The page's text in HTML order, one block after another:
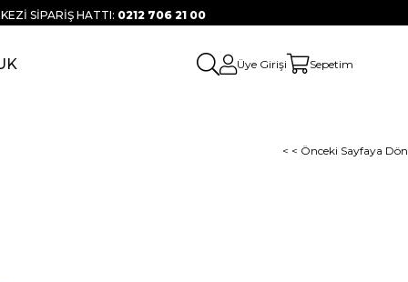
SİPARİŞ HATTI: 0212 706 21 00
Üye Girişi Sepetim
< < Önceki Sayfaya Dön